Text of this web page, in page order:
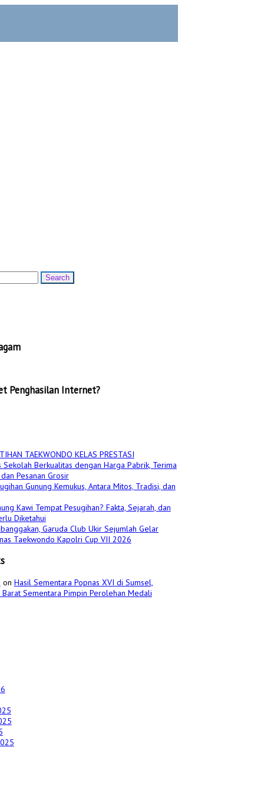
Penghasilan Internet?
TAEKWONDO KELAS PRESTASI
Sekolah Berkualitas dengan Harga Pabrik, Terima
Pesanan Grosir
Gunung Kemukus, Antara Mitos, Tradisi, dan
Kawi Tempat Pesugihan? Fakta, Sejarah, dan
Diketahui
Garuda Club Ukir Sejumlah Gelar
Taekwondo Kapolri Cup VII 2026
on Hasil Sementara Popnas XVI di Sumsel,
Barat Sementara Pimpin Perolehan Medali